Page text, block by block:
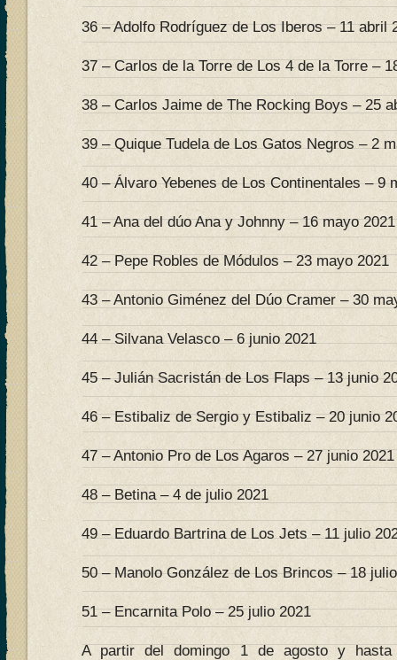
36 – Adolfo Rodríguez de Los Iberos – 11 abril
37 – Carlos de la Torre de Los 4 de la Torre –
38 – Carlos Jaime de The Rocking Boys – 25
39 – Quique Tudela de Los Gatos Negros – 2
40 – Álvaro Yebenes de Los Continentales – 9
41 – Ana del dúo Ana y Johnny – 16 mayo 2021
42 – Pepe Robles de Módulos – 23 mayo 2021
43 – Antonio Giménez del Dúo Cramer – 30
44 – Silvana Velasco – 6 junio 2021
45 – Julián Sacristán de Los Flaps – 13 junio
46 – Estibaliz de Sergio y Estibaliz – 20 junio
47 – Antonio Pro de Los Agaros – 27 junio 2021
48 – Betina – 4 de julio 2021
49 – Eduardo Bartrina de Los Jets – 11 julio
50 – Manolo González de Los Brincos – 18
51 – Encarnita Polo – 25 julio 2021
A partir del domingo 1 de agosto y